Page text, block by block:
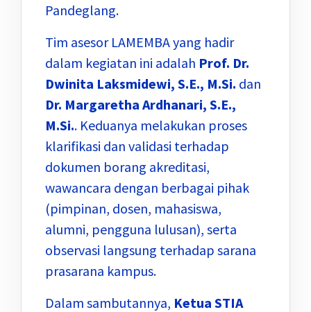
Pandeglang.
Tim asesor LAMEMBA yang hadir
dalam kegiatan ini adalah Prof. Dr.
Dwinita Laksmidewi, S.E., M.Si. dan
Dr. Margaretha Ardhanari, S.E.,
M.Si.. Keduanya melakukan proses
klarifikasi dan validasi terhadap
dokumen borang akreditasi,
wawancara dengan berbagai pihak
(pimpinan, dosen, mahasiswa,
alumni, pengguna lulusan), serta
observasi langsung terhadap sarana
prasarana kampus.
Dalam sambutannya, Ketua STIA